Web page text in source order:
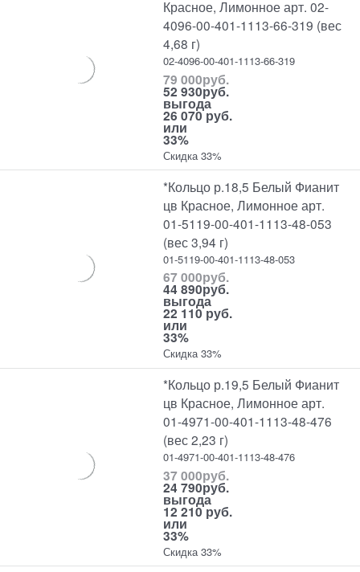
Красное, Лимонное арт. 02-
4096-00-401-1113-66-319 (вес
4,68 г)
02-4096-00-401-1113-66-319
79 000руб.
52 930руб.
выгода
26 070 руб.
или
33%
Скидка 33%
*Кольцо р.18,5 Белый Фианит
цв Красное, Лимонное арт.
01-5119-00-401-1113-48-053
(вес 3,94 г)
01-5119-00-401-1113-48-053
67 000руб.
44 890руб.
выгода
22 110 руб.
или
33%
Скидка 33%
*Кольцо р.19,5 Белый Фианит
цв Красное, Лимонное арт.
01-4971-00-401-1113-48-476
(вес 2,23 г)
01-4971-00-401-1113-48-476
37 000руб.
24 790руб.
выгода
12 210 руб.
или
33%
Скидка 33%